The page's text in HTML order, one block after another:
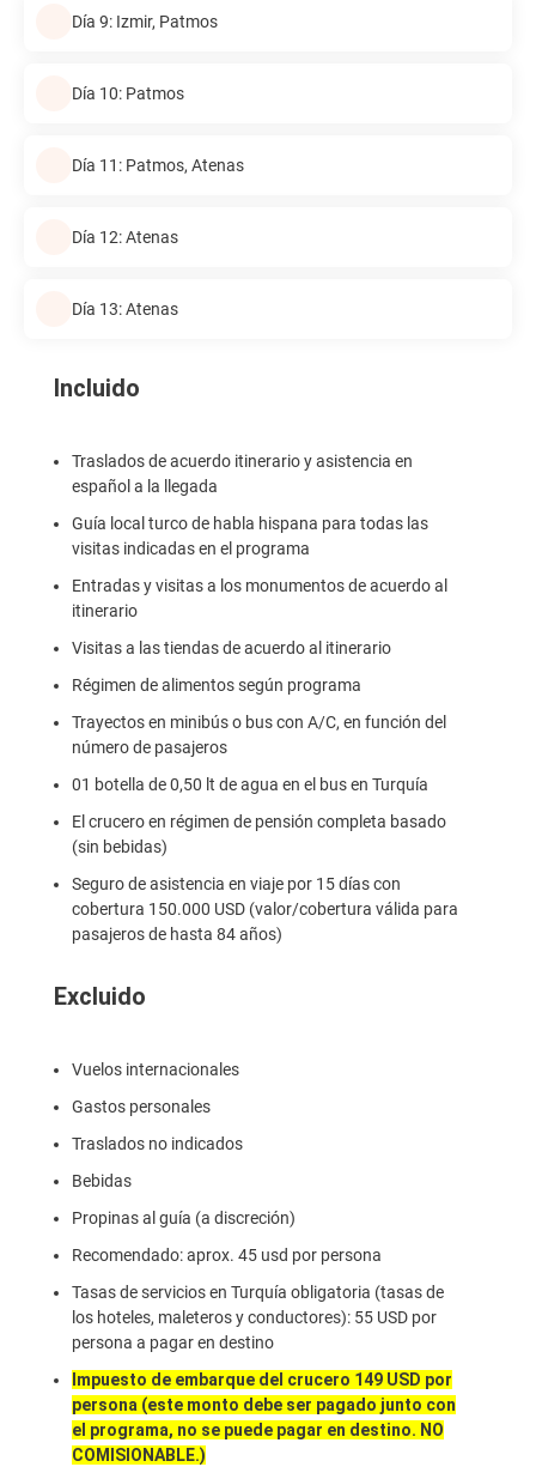
Día 9: Izmir, Patmos
Día 10: Patmos
Día 11: Patmos, Atenas
Día 12: Atenas
Día 13: Atenas
Incluido
Traslados de acuerdo itinerario y asistencia en
español a la llegada
Guía local turco de habla hispana para todas las
visitas indicadas en el programa
Entradas y visitas a los monumentos de acuerdo al
itinerario
Visitas a las tiendas de acuerdo al itinerario
Régimen de alimentos según programa
Trayectos en minibús o bus con A/C, en función del
número de pasajeros
01 botella de 0,50 lt de agua en el bus en Turquía
El crucero en régimen de pensión completa basado
(sin bebidas)
Seguro de asistencia en viaje por 15 días con
cobertura 150.000 USD (valor/cobertura válida para
pasajeros de hasta 84 años)
Excluido
Vuelos internacionales
Gastos personales
Traslados no indicados
Bebidas
Propinas al guía (a discreción)
Recomendado: aprox. 45 usd por persona
Tasas de servicios en Turquía obligatoria (tasas de
los hoteles, maleteros y conductores): 55 USD por
persona a pagar en destino
Impuesto de embarque del crucero 149 USD por
persona (este monto debe ser pagado junto con
el programa, no se puede pagar en destino. NO
COMISIONABLE.)